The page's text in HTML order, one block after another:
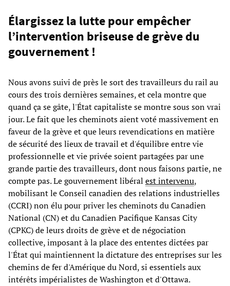
Élargissez la lutte pour empêcher
l’intervention briseuse de grève du
gouvernement !
Nous avons suivi de près le sort des travailleurs du rail au
cours des trois dernières semaines, et cela montre que
quand ça se gâte, l'État capitaliste se montre sous son vrai
jour. Le fait que les cheminots aient voté massivement en
faveur de la grève et que leurs revendications en matière
de sécurité des lieux de travail et d'équilibre entre vie
professionnelle et vie privée soient partagées par une
grande partie des travailleurs, dont nous faisons partie, ne
compte pas. Le gouvernement libéral est intervenu,
mobilisant le Conseil canadien des relations industrielles
(CCRI) non élu pour priver les cheminots du Canadien
National (CN) et du Canadien Pacifique Kansas City
(CPKC) de leurs droits de grève et de négociation
collective, imposant à la place des ententes dictées par
l'État qui maintiennent la dictature des entreprises sur les
chemins de fer d'Amérique du Nord, si essentiels aux
intérêts impérialistes de Washington et d'Ottawa.